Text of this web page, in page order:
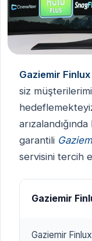
Gaziemir
siz
garantili
servisini tercih
Gaziemir
Gaziemir